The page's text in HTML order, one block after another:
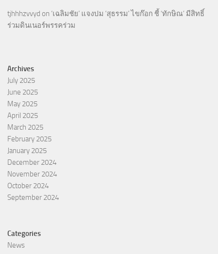
tjhhhzvvyd on ‘เฉลิมชัย’ แจงปม ‘สุธรรม’ ไขก๊อก ชี้ ‘ทักษิณ’ มีสิทธิ์
ร่วมดินเนอร์พรรคร่วม
Archives
July 2025
June 2025
May 2025
April 2025
March 2025
February 2025
January 2025
December 2024
November 2024
October 2024
September 2024
Categories
News